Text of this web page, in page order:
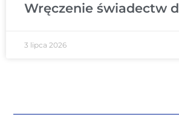
Wręczenie świadectw
3 lipca 2026